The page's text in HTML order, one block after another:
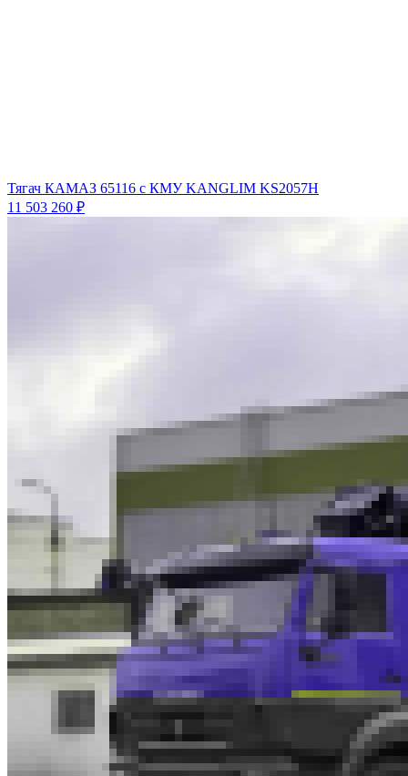
Тягач КАМАЗ 65116 с КМУ KANGLIM KS2057H
11 503 260 ₽